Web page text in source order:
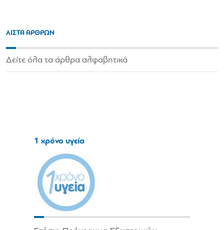
ΛΙΣΤΑ ΑΡΘΡΩΝ
Δείτε όλα τα άρθρα αλφαβητικά
1 χρόνο υγεία